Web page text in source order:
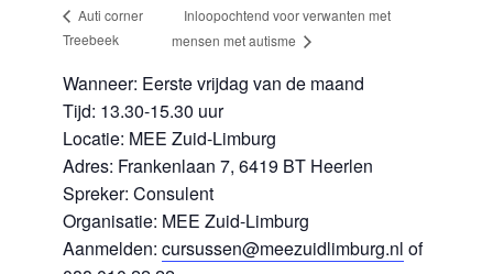
Auti corner
Treebeek
Inloopochtend voor verwanten met
mensen met autisme
Wanneer: Eerste vrijdag van de maand
Tijd: 13.30-15.30 uur
Locatie: MEE Zuid-Limburg
Adres: Frankenlaan 7, 6419 BT Heerlen
Spreker: Consulent
Organisatie: MEE Zuid-Limburg
Aanmelden: cursussen@meezuidlimburg.nl of